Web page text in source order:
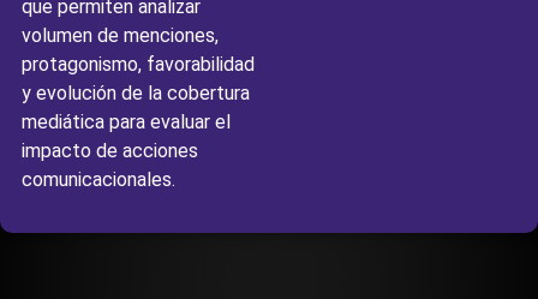
que permiten analizar
volumen de menciones,
protagonismo, favorabilidad
y evolución de la cobertura
mediática para evaluar el
impacto de acciones
comunicacionales.